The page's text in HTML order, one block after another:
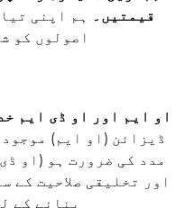
قیمتیں۔
ہم اپنی
اصولوں کو
او ایم اور او ڈی ایم
ڈیزائن (او ایم)
مدد کی ضرورت ہو (او
اور تخلیقی صلاحیت کے
بنانے کے